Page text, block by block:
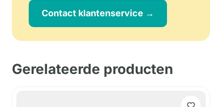
Contact klantenservice →
Gerelateerde producten